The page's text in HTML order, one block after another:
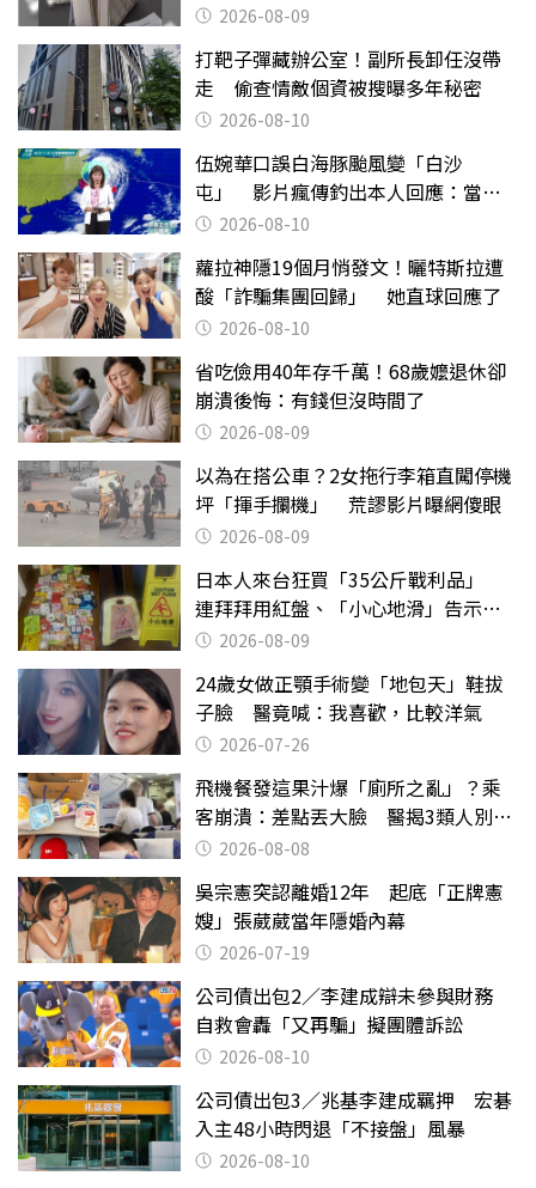
2026-08-09
打靶子彈藏辦公室！副所長卸任沒帶
走 偷查情敵個資被搜曝多年秘密
2026-08-10
伍婉華口誤白海豚颱風變「白沙
屯」 影片瘋傳釣出本人回應：當下
懊惱到現在
2026-08-10
蘿拉神隱19個月悄發文！曬特斯拉遭
酸「詐騙集團回歸」 她直球回應了
2026-08-10
省吃儉用40年存千萬！68歲嬤退休卻
崩潰後悔：有錢但沒時間了
2026-08-09
以為在搭公車？2女拖行李箱直闖停機
坪「揮手攔機」 荒謬影片曝網傻眼
2026-08-09
日本人來台狂買「35公斤戰利品」
連拜拜用紅盤、「小心地滑」告示牌
也帶回家
2026-08-09
24歲女做正顎手術變「地包天」鞋拔
子臉 醫竟喊：我喜歡，比較洋氣
2026-07-26
飛機餐發這果汁爆「廁所之亂」？乘
客崩潰：差點丟大臉 醫揭3類人別亂
喝 2026-08-08
吳宗憲突認離婚12年 起底「正牌憲
嫂」張葳葳當年隱婚內幕
2026-07-19
公司債出包2／李建成辯未參與財務
自救會轟「又再騙」擬團體訴訟
2026-08-10
公司債出包3／兆基李建成羈押 宏碁
入主48小時閃退「不接盤」風暴
2026-08-10